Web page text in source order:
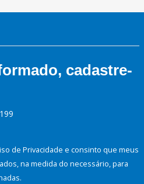
cadastre-
de Privacidade e consinto que meus
na medida do necessário, para